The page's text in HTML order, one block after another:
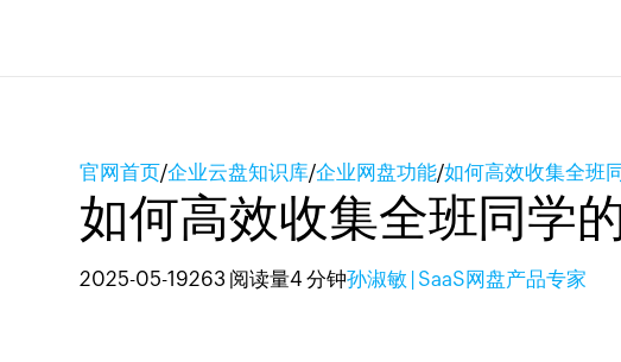
官网首页/企业云盘知识库/企业网盘功能/如何高效收集全班
如何高效收集全班同学
2025-05-19263 阅读量4 分钟孙淑敏 | SaaS网盘产品专家